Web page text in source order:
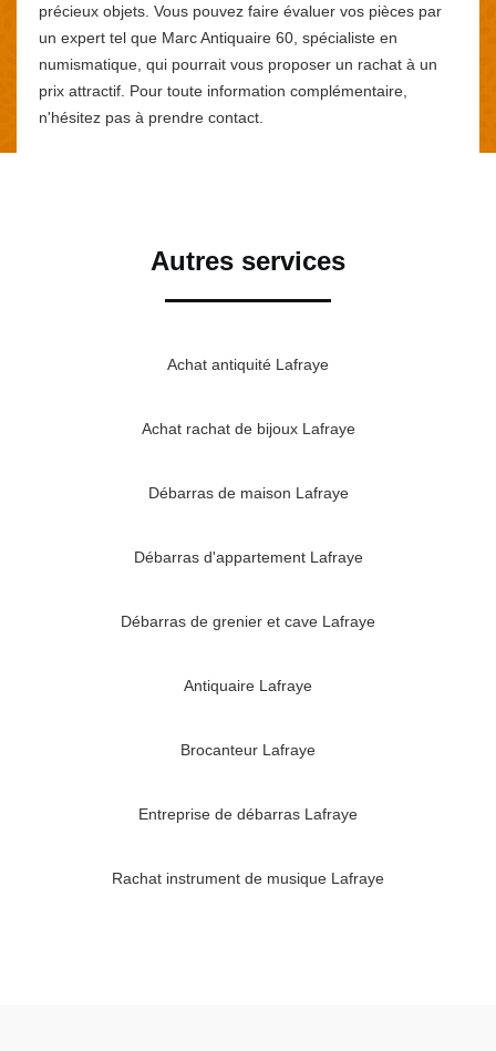
précieux objets. Vous pouvez faire évaluer vos pièces par
un expert tel que Marc Antiquaire 60, spécialiste en
numismatique, qui pourrait vous proposer un rachat à un
prix attractif. Pour toute information complémentaire,
n'hésitez pas à prendre contact.
Autres services
Achat antiquité Lafraye
Achat rachat de bijoux Lafraye
Débarras de maison Lafraye
Débarras d'appartement Lafraye
Débarras de grenier et cave Lafraye
Antiquaire Lafraye
Brocanteur Lafraye
Entreprise de débarras Lafraye
Rachat instrument de musique Lafraye